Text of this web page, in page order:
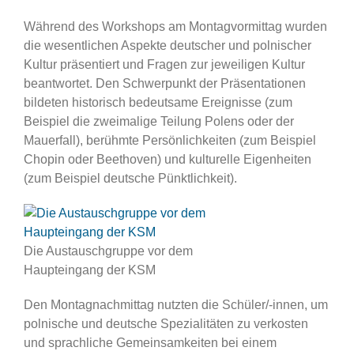
Während des Workshops am Montagvormittag wurden
die wesentlichen Aspekte deutscher und polnischer
Kultur präsentiert und Fragen zur jeweiligen Kultur
beantwortet. Den Schwerpunkt der Präsentationen
bildeten historisch bedeutsame Ereignisse (zum
Beispiel die zweimalige Teilung Polens oder der
Mauerfall), berühmte Persönlichkeiten (zum Beispiel
Chopin oder Beethoven) und kulturelle Eigenheiten
(zum Beispiel deutsche Pünktlichkeit).
Die Austauschgruppe vor dem
Haupteingang der KSM
Den Montagnachmittag nutzten die Schüler/-innen, um
polnische und deutsche Spezialitäten zu verkosten
und sprachliche Gemeinsamkeiten bei einem